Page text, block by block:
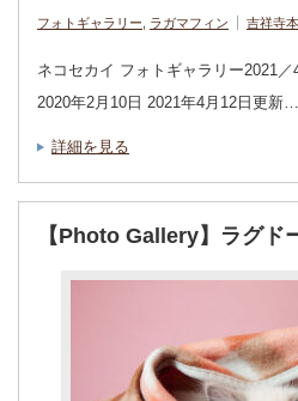
フォトギャラリー ラガマフィン 吉祥寺
ネコセカイ フォトギャラリー2021
2020年2月10日 2021年4月12日更新…
詳細を見る
【Photo Gallery】ラグド